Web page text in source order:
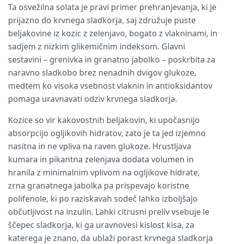
Ta osvežilna solata je pravi primer prehranjevanja, ki je
prijazno do krvnega sladkorja, saj združuje puste
beljakovine iz kozic z zelenjavo, bogato z vlakninami, in
sadjem z nizkim glikemičnim indeksom. Glavni
sestavini – grenivka in granatno jabolko – poskrbita za
naravno sladkobo brez nenadnih dvigov glukoze,
medtem ko visoka vsebnost vlaknin in antioksidantov
pomaga uravnavati odziv krvnega sladkorja.
Kozice so vir kakovostnih beljakovin, ki upočasnijo
absorpcijo ogljikovih hidratov, zato je ta jed izjemno
nasitna in ne vpliva na raven glukoze. Hrustljava
kumara in pikantna zelenjava dodata volumen in
hranila z minimalnim vplivom na ogljikove hidrate,
zrna granatnega jabolka pa prispevajo koristne
polifenole, ki po raziskavah sodeč lahko izboljšajo
občutljivost na inzulin. Lahki citrusni preliv vsebuje le
ščepec sladkorja, ki ga uravnovesi kislost kisa, za
katerega je znano, da ublaži porast krvnega sladkorja